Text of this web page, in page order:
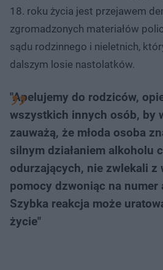
18. roku życia jest przejawem
zgromadzonych materiałów
sądu rodzinnego i nieletnich,
dalszym losie nastolatków.
"Apelujemy do rodziców,
wszystkich innych osób, by
zauważą, że młoda osoba
silnym działaniem alkoholu
odurzających, nie zwlekali z
pomocy dzwoniąc na numer
Szybka reakcja może
życie"